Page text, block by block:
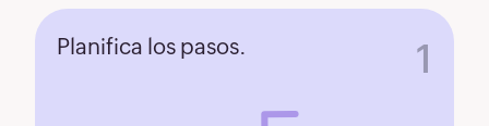
Planifica los pasos. 1